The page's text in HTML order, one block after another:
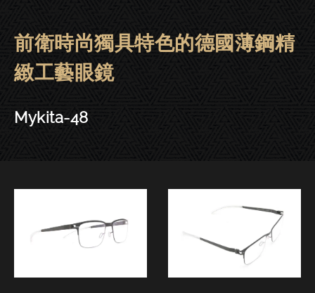
Mykita眼鏡 | 大安－Mykita-48
前衛時尚獨具特色的德國薄鋼精
緻工藝眼鏡
Mykita-48